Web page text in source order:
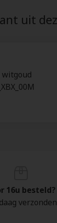
uit
witgoud
16u besteld?
verzonden